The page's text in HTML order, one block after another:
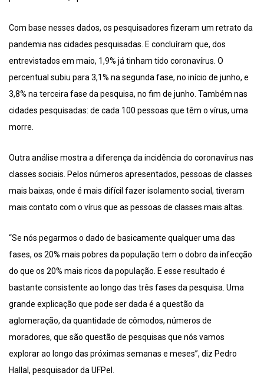
Com base nesses dados, os pesquisadores fizeram um retrato da
pandemia nas cidades pesquisadas. E concluíram que, dos
entrevistados em maio, 1,9% já tinham tido coronavírus. O
percentual subiu para 3,1% na segunda fase, no início de junho, e
3,8% na terceira fase da pesquisa, no fim de junho. Também nas
cidades pesquisadas: de cada 100 pessoas que têm o vírus, uma
morre.
Outra análise mostra a diferença da incidência do coronavírus nas
classes sociais. Pelos números apresentados, pessoas de classes
mais baixas, onde é mais difícil fazer isolamento social, tiveram
mais contato com o vírus que as pessoas de classes mais altas.
“Se nós pegarmos o dado de basicamente qualquer uma das
fases, os 20% mais pobres da população tem o dobro da infecção
do que os 20% mais ricos da população. E esse resultado é
bastante consistente ao longo das três fases da pesquisa. Uma
grande explicação que pode ser dada é a questão da
aglomeração, da quantidade de cômodos, números de
moradores, que são questão de pesquisas que nós vamos
explorar ao longo das próximas semanas e meses”, diz Pedro
Hallal, pesquisador da UFPel.